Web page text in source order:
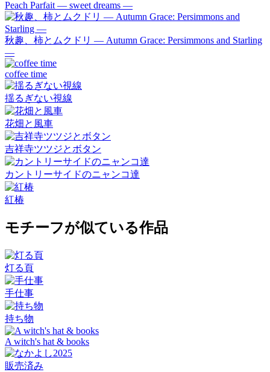
Peach Parfait ― sweet dreams ―
秋趣、柿とムクドリ ― Autumn Grace: Persimmons and Starling
―
coffee time
揺るぎない視線
花畑と風車
吉祥寺ツツジとボタン
カントリーサイドのニャンコ達
紅椿
モチーフが似ている作品
灯る頁
手仕事
持ち物
A witch's hat & books
販売済み